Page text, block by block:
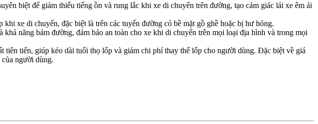
biệt để giảm thiểu tiếng ồn và rung lắc khi xe di chuyển trên đường, tạo cảm giác lái xe êm ái
xe di chuyển, đặc biệt là trên các tuyến đường có bề mặt gồ ghề hoặc bị hư hỏng.
năng bám đường, đảm bảo an toàn cho xe khi di chuyển trên mọi loại địa hình và trong mọi
tiến, giúp kéo dài tuổi thọ lốp và giảm chi phí thay thế lốp cho người dùng. Đặc biệt về giá
người dùng.